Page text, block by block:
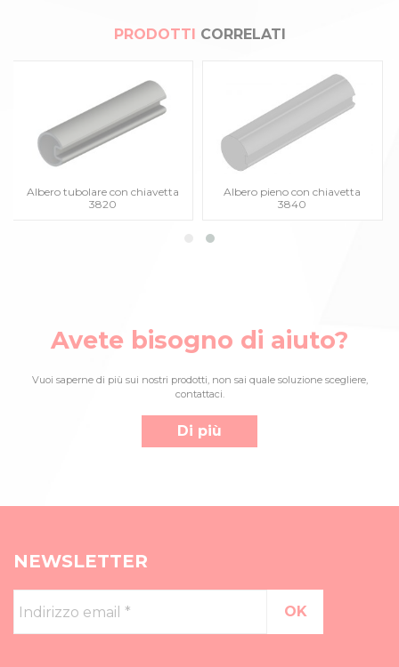
PRODOTTI CORRELATI
Albero tubolare con chiavetta
3820
Albero pieno con chiavetta
3840
Avete bisogno di aiuto?
Vuoi saperne di più sui nostri prodotti, non sai quale soluzione scegliere,
contattaci.
Di più
NEWSLETTER
email
*